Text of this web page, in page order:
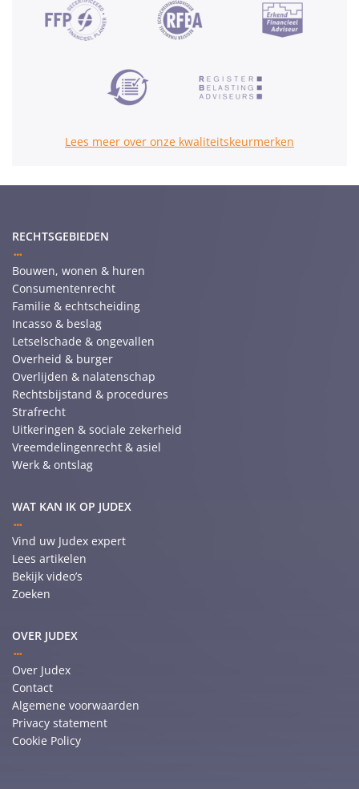
Lees meer over onze kwaliteitskeurmerken
RECHTSGEBIEDEN
Bouwen, wonen & huren
Consumentenrecht
Familie & echtscheiding
Incasso & beslag
Letselschade & ongevallen
Overheid & burger
Overlijden & nalatenschap
Rechtsbijstand & procedures
Strafrecht
Uitkeringen & sociale zekerheid
Vreemdelingenrecht & asiel
Werk & ontslag
WAT KAN IK OP JUDEX
Vind uw Judex expert
Lees artikelen
Bekijk video’s
Zoeken
OVER JUDEX
Over Judex
Contact
Algemene voorwaarden
Privacy statement
Cookie Policy